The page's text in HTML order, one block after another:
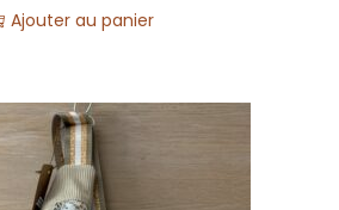
Ajouter au panier